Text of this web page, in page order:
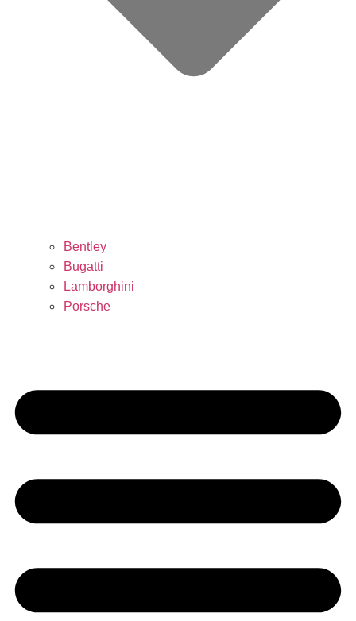
Bentley
Bugatti
Lamborghini
Porsche